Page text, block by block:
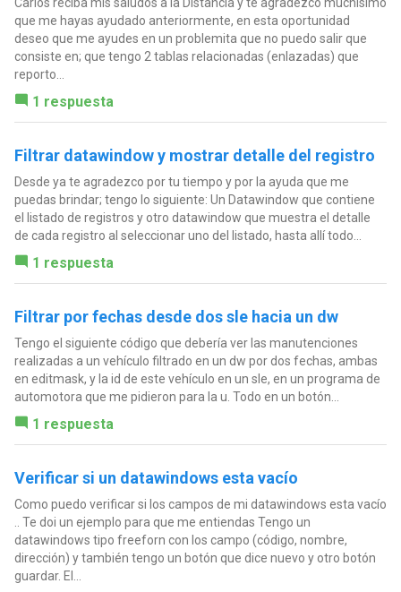
que me hayas ayudado anteriormente, en esta oportunidad
deseo que me ayudes en un problemita que no puedo salir que
consiste en; que tengo 2 tablas relacionadas (enlazadas) que
reporto...
1 respuesta
Filtrar datawindow y mostrar detalle del registro
Desde ya te agradezco por tu tiempo y por la ayuda que me
puedas brindar; tengo lo siguiente: Un Datawindow que contiene
el listado de registros y otro datawindow que muestra el detalle
de cada registro al seleccionar uno del listado, hasta allí todo...
1 respuesta
Filtrar por fechas desde dos sle hacia un dw
Tengo el siguiente código que debería ver las manutenciones
realizadas a un vehículo filtrado en un dw por dos fechas, ambas
en editmask, y la id de este vehículo en un sle, en un programa de
automotora que me pidieron para la u. Todo en un botón...
1 respuesta
Verificar si un datawindows esta vacío
Como puedo verificar si los campos de mi datawindows esta vacío
.. Te doi un ejemplo para que me entiendas Tengo un
datawindows tipo freeforn con los campo (código, nombre,
dirección) y también tengo un botón que dice nuevo y otro botón
guardar. El...